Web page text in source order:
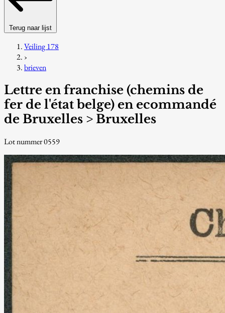
Terug naar lijst
Veiling 178
›
brieven
Lettre en franchise (chemins de
fer de l'état belge) en ecommandé
de Bruxelles > Bruxelles
Lot nummer 0559